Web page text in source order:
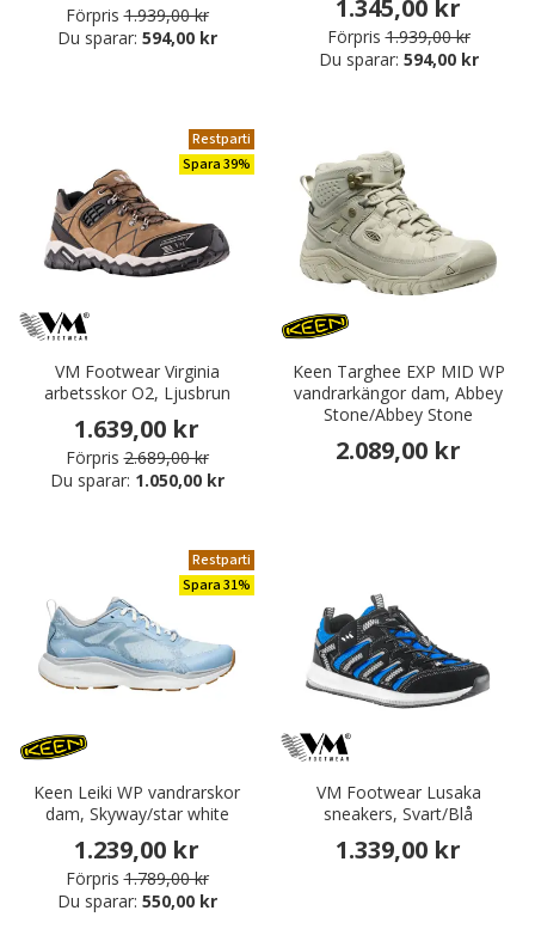
Förpris 1.939,00 kr
Du sparar: 594,00 kr
1.345,00 kr
Förpris 1.939,00 kr
Du sparar: 594,00 kr
Restparti
Spara 39%
VM Footwear Virginia
arbetsskor O2, Ljusbrun
1.639,00 kr
Förpris 2.689,00 kr
Du sparar: 1.050,00 kr
Keen Targhee EXP MID WP
vandrarkängor dam, Abbey
Stone/Abbey Stone
2.089,00 kr
Restparti
Spara 31%
Keen Leiki WP vandrarskor
dam, Skyway/star white
1.239,00 kr
Förpris 1.789,00 kr
Du sparar: 550,00 kr
VM Footwear Lusaka
sneakers, Svart/Blå
1.339,00 kr